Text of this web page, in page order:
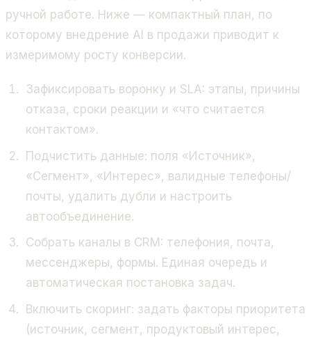
ручной работе. Ниже — компактный план, по
которому внедрение AI в продажи приводит к
измеримому росту конверсии.
Зафиксировать воронку и SLA: этапы, причины
отказа, сроки реакции и «что считается
контактом».
Подчистить данные: поля «Источник»,
«Сегмент», «Интерес», валидные телефоны/
почты, удалить дубли и настроить
автообъединение.
Собрать каналы в CRM: телефония, почта,
мессенджеры, формы. Единая очередь и
автоматическая постановка задач.
Включить скоринг: задать факторы приоритета
(источник, сегмент, продуктовый интерес,